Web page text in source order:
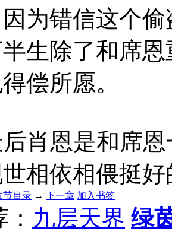
为错信这个
生除了和席
偿所愿。
肖恩是和席恩
相依相偎挺好
节目录 → 下一章 加入书签
九层天界 绿